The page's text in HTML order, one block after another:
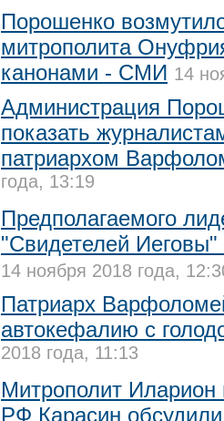
Порошенко
митрополита
канонами - СМИ 14
Администрация
показать
патриархом
года, 13:19
Предполагаемого
"Свидетелей
14 ноября 2018 года,
Патриарх
автокефалию с
2018 года, 11:13
Митрополит
РФ Карасин